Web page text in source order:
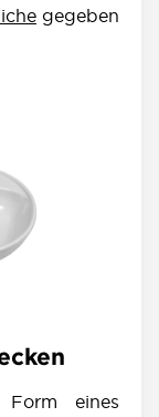
gegeben
eines